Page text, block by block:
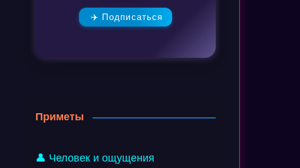
✈️ Подписаться
Приметы
👤 Человек и ощущения